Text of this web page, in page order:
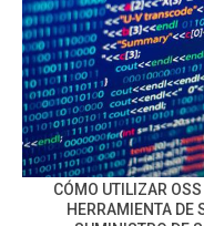
CÓMO UTILIZAR
HERRAMIENTA DE